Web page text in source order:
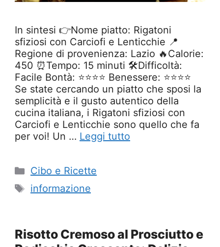
In sintesi 👉Nome piatto: Rigatoni
sfiziosi con Carciofi e Lenticchie 📍
Regione di provenienza: Lazio 🔥Calorie:
450 ⏰Tempo: 15 minuti 🛠️Difficoltà:
Facile Bontà: ⭐⭐⭐⭐ Benessere: ⭐⭐⭐⭐
Se state cercando un piatto che sposi la
semplicità e il gusto autentico della
cucina italiana, i Rigatoni sfiziosi con
Carciofi e Lenticchie sono quello che fa
per voi! Un … Leggi tutto
Categorie
Cibo e Ricette
Tag
informazione
Risotto Cremoso al Prosciutto e